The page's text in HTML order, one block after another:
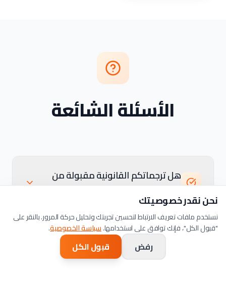
الأسئلة الشائعة
هل ترجماتكم القانونية مقبولة من
محاكم كارديف؟
هل تقدمون ترجمة قانونية ثنائية اللغة
(إنجليزية-ويلزية)؟
نحن نقدر خصوصيتك
نستخدم ملفات تعريف الارتباط لتحسين تجربتك وتحليل حركة المرور. بالنقر على
"قبول الكل"، فإنك توافق على استخدامها.سياسة الخصوصية.
رفض قبول الكل